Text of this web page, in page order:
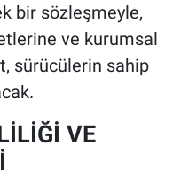
bir sözleşmeyle,
ve kurumsal
sürücülerin sahip
VE